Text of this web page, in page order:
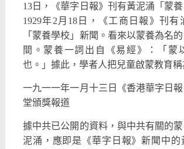
13日，《華字日報》刊有黃泥涌「蒙
1929年2月18日，《工商日報》刊有
「蒙養學校」新聞。看來以蒙養為名
間。蒙養一詞出自《易經》：「蒙
也。」據此，學者人把兒童啟蒙教育稱
一九一一年一月十三日《香港華字日
堂頒獎報道
據中共已公開的資料，與中共有關的
泥涌，應即是《華字日報》新聞中的